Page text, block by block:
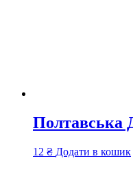
Полтавська
12 ₴ Додати в кошик